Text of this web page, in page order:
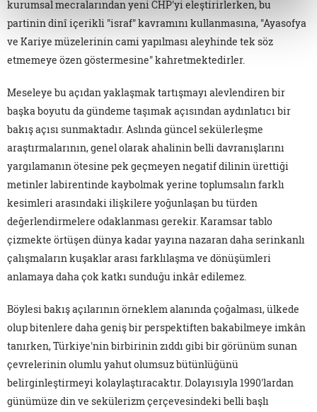
kurumsal mecralarından yeni CHP'yi eleştirirlerken, bu
partinin dinî içerikli "israf" kavramını kullanmasına, "Ayasofya
ve Kariye müzelerinin cami yapılması aleyhinde tek söz
etmemeye özen göstermesine" kahretmektedirler.
Meseleye bu açıdan yaklaşmak tartışmayı alevlendiren bir
başka boyutu da gündeme taşımak açısından aydınlatıcı bir
bakış açısı sunmaktadır. Aslında güncel sekülerleşme
araştırmalarının, genel olarak ahalinin belli davranışlarını
yargılamanın ötesine pek geçmeyen negatif dilinin ürettiği
metinler labirentinde kaybolmak yerine toplumsalın farklı
kesimleri arasındaki ilişkilere yoğunlaşan bu türden
değerlendirmelere odaklanması gerekir. Karamsar tablo
çizmekte örtüşen dünya kadar yayına nazaran daha serinkanlı
çalışmaların kuşaklar arası farklılaşma ve dönüşümleri
anlamaya daha çok katkı sunduğu inkâr edilemez.
Böylesi bakış açılarının örneklem alanında çoğalması, ülkede
olup bitenlere daha geniş bir perspektiften bakabilmeye imkân
tanırken, Türkiye'nin birbirinin zıddı gibi bir görünüm sunan
çevrelerinin olumlu yahut olumsuz bütünlüğünü
belirginleştirmeyi kolaylaştıracaktır. Dolayısıyla 1990'lardan
günümüze din ve sekülerizm çerçevesindeki belli başlı